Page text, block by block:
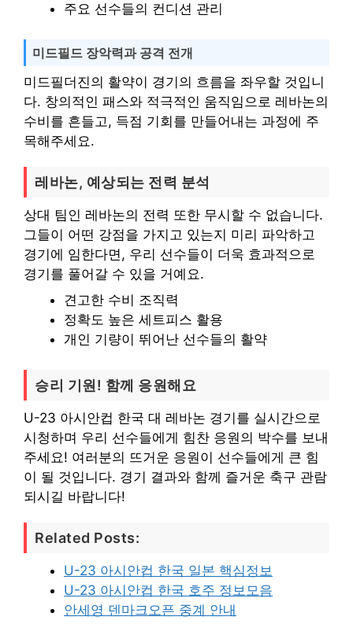
주요 선수들의 컨디션 관리
미드필드 장악력과 공격 전개
미드필더진의 활약이 경기의 흐름을 좌우할 것입니
다. 창의적인 패스와 적극적인 움직임으로 레바논의
수비를 흔들고, 득점 기회를 만들어내는 과정에 주
목해주세요.
레바논, 예상되는 전력 분석
상대 팀인 레바논의 전력 또한 무시할 수 없습니다.
그들이 어떤 강점을 가지고 있는지 미리 파악하고
경기에 임한다면, 우리 선수들이 더욱 효과적으로
경기를 풀어갈 수 있을 거예요.
견고한 수비 조직력
정확도 높은 세트피스 활용
개인 기량이 뛰어난 선수들의 활약
승리 기원! 함께 응원해요
U-23 아시안컵 한국 대 레바논 경기를 실시간으로
시청하며 우리 선수들에게 힘찬 응원의 박수를 보내
주세요! 여러분의 뜨거운 응원이 선수들에게 큰 힘
이 될 것입니다. 경기 결과와 함께 즐거운 축구 관람
되시길 바랍니다!
Related Posts:
U-23 아시안컵 한국 일본 핵심정보
U-23 아시안컵 한국 호주 정보모음
안세영 덴마크오픈 중계 안내